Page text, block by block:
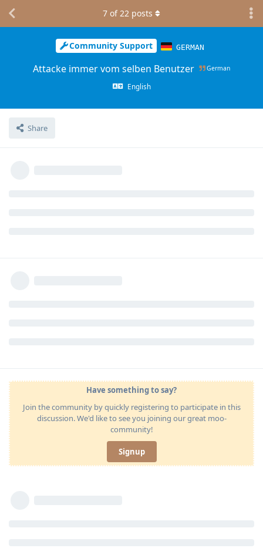
Community Support GERMAN
Attacke immer vom selben Benutzer German
English
Share
7 of22 posts
Have something to say?
Join the community by quickly registering to participate in this
discussion. We'd like to see you joining our great moo-
community!
Signup